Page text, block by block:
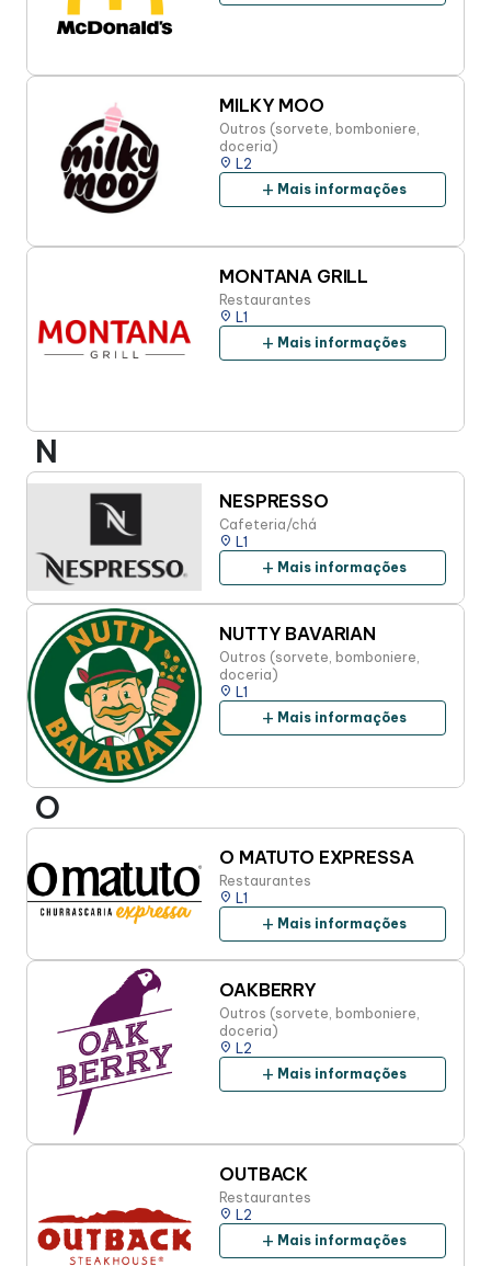
MILKY MOO
Outros (sorvete, bomboniere,
doceria)
place L2
add Mais informações
MONTANA GRILL
Restaurantes
place L1
add Mais informações
N
NESPRESSO
Cafeteria/chá
place L1
add Mais informações
NUTTY BAVARIAN
Outros (sorvete, bomboniere,
doceria)
place L1
add Mais informações
O
O MATUTO EXPRESSA
Restaurantes
place L1
add Mais informações
OAKBERRY
Outros (sorvete, bomboniere,
doceria)
place L2
add Mais informações
OUTBACK
Restaurantes
place L2
add Mais informações